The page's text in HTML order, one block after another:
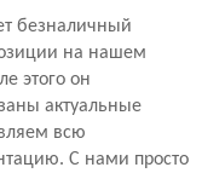
безналичный
на нашем
этого он
актуальные
всю
С нами просто